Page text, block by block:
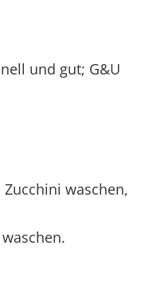
und gut; G&U
waschen,